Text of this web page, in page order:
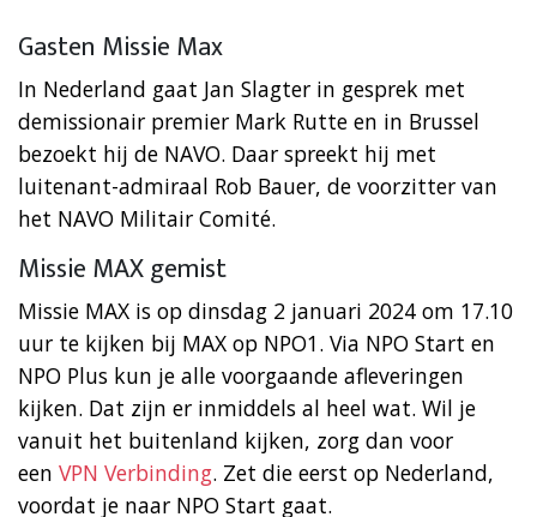
Gasten Missie Max
In Nederland gaat Jan Slagter in gesprek met
demissionair premier Mark Rutte en in Brussel
bezoekt hij de NAVO. Daar spreekt hij met
luitenant-admiraal Rob Bauer, de voorzitter van
het NAVO Militair Comité.
Missie MAX gemist
Missie MAX is op dinsdag 2 januari 2024 om 17.10
uur te kijken bij MAX op NPO1. Via NPO Start en
NPO Plus kun je alle voorgaande afleveringen
kijken. Dat zijn er inmiddels al heel wat. Wil je
vanuit het buitenland kijken, zorg dan voor
een VPN Verbinding. Zet die eerst op Nederland,
voordat je naar NPO Start gaat.